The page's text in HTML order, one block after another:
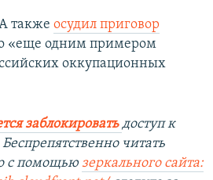
также осудил приговор
«еще одним примером
оккупационных
заблокировать доступ к
Беспрепятственно читать
с помощью зеркального сайта: